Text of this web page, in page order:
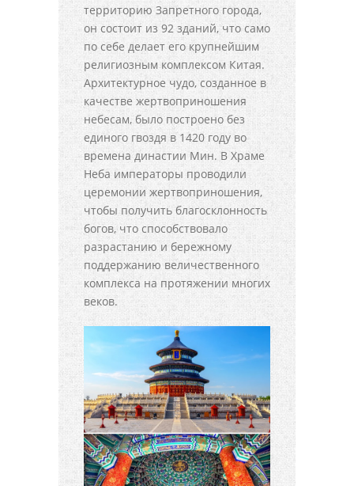
территорию Запретного города,
он состоит из 92 зданий, что само
по себе делает его крупнейшим
религиозным комплексом Китая.
Архитектурное чудо, созданное в
качестве жертвоприношения
небесам, было построено без
единого гвоздя в 1420 году во
времена династии Мин. В Храме
Неба императоры проводили
церемонии жертвоприношения,
чтобы получить благосклонность
богов, что способствовало
разрастанию и бережному
поддержанию величественного
комплекса на протяжении многих
веков.